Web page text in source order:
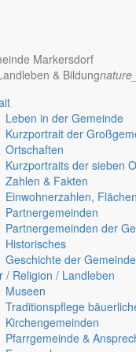
Markersdorf
& Bildung
Leben in der Gemeinde
Kurzportrait der
Ortschaften
Kurzportraits der sieben
Zahlen & Fakten
Einwohnerzahlen,
Partnergemeinden
Partnergemeinden der
Historisches
Geschichte der
/ Religion / Landleben
Museen
Traditionspflege
Kirchengemeinden
Pfarrgemeinde &
verzögert